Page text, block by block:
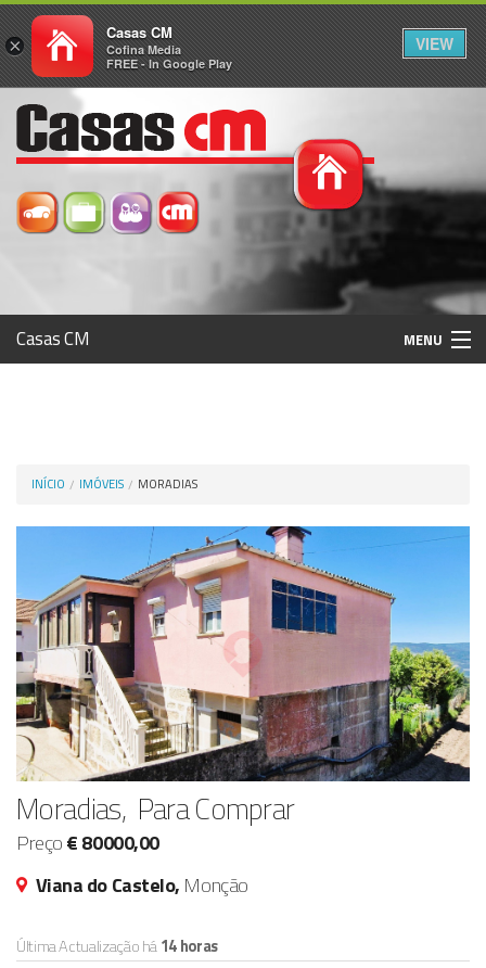
Casas CM MENU
INÍCIO IMÓVEIS MORADIAS
Moradias, Para Comprar
Preço€ 80000,00
Viana do Castelo, Monção
Última Actualização há14 horas
×
Casas CM
Cofina Media
FREE - In Google Play
VIEW